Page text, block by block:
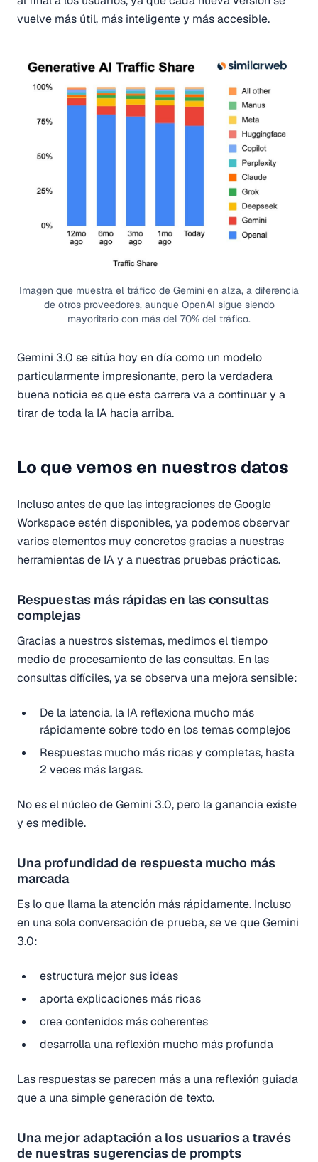
vuelve más útil, más inteligente y más accesible.
Imagen que muestra el tráfico de Gemini en alza, a diferencia
de otros proveedores, aunque OpenAI sigue siendo
mayoritario con más del 70% del tráfico.
Gemini 3.0 se sitúa hoy en día como un modelo
particularmente impresionante, pero la verdadera
buena noticia es que esta carrera va a continuar y a
tirar de toda la IA hacia arriba.
Lo que vemos en nuestros datos
Incluso antes de que las integraciones de Google
Workspace estén disponibles, ya podemos observar
varios elementos muy concretos gracias a nuestras
herramientas de IA y a nuestras pruebas prácticas.
Respuestas más rápidas en las consultas
complejas
Gracias a nuestros sistemas, medimos el tiempo
medio de procesamiento de las consultas. En las
consultas difíciles, ya se observa una mejora sensible:
De la latencia, la IA reflexiona mucho más
rápidamente sobre todo en los temas complejos
Respuestas mucho más ricas y completas, hasta
2 veces más largas.
No es el núcleo de Gemini 3.0, pero la ganancia existe
y es medible.
Una profundidad de respuesta mucho más
marcada
Es lo que llama la atención más rápidamente. Incluso
en una sola conversación de prueba, se ve que Gemini
3.0:
estructura mejor sus ideas
aporta explicaciones más ricas
crea contenidos más coherentes
desarrolla una reflexión mucho más profunda
Las respuestas se parecen más a una reflexión guiada
que a una simple generación de texto.
Una mejor adaptación a los usuarios a través
de nuestras sugerencias de prompts